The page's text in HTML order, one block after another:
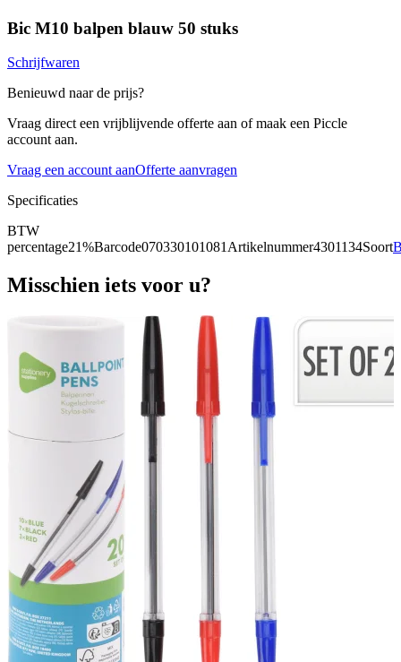
Bic M10 balpen blauw 50 stuks
Schrijfwaren
Benieuwd naar de prijs?
Vraag direct een vrijblijvende offerte aan of maak een Piccle
account aan.
Vraag een account aanOfferte aanvragen
Specificaties
BTW
percentage21%Barcode070330101081Artikelnummer4301134Soort
Misschien iets voor u?